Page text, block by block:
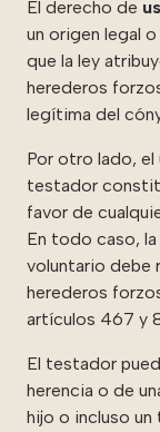
El derecho de
un origen legal
que la ley
herederos
legítima del
Por otro lado,
testador
favor de
En todo caso,
voluntario debe
herederos
artículos 467 y
El testador
herencia o de
hijo o incluso